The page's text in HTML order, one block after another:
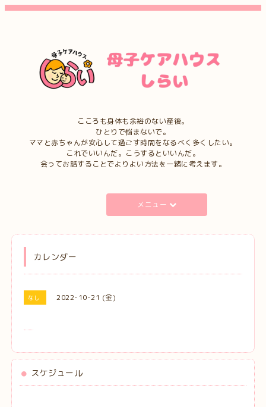
こころも身体も余裕のない産後。
ひとりで悩まないで。
ママと赤ちゃんが安心して過ごす時間をなるべく多くしたい。
これでいいんだ。こうするといいんだ。
会ってお話することでよりよい方法を一緒に考えます。
メニュー
カレンダー
なし 2022-10-21 (金)
スケジュール